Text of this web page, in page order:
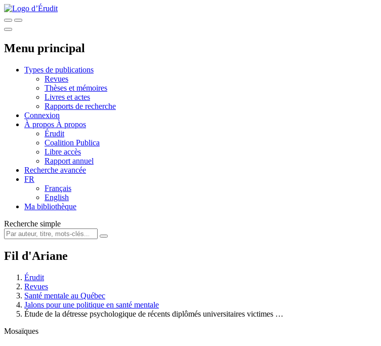
Menu principal
Types de publications
Revues
Thèses et mémoires
Livres et actes
Rapports de recherche
Connexion
À propos À propos
Érudit
Coalition Publica
Libre accès
Rapport annuel
Recherche avancée
FR
Français
English
Ma bibliothèque
Recherche simple
Fil d'Ariane
Érudit
Revues
Santé mentale au Québec
Jalons pour une politique en santé mentale
Étude de la détresse psychologique de récents diplômés universitaires victimes …
Mosaïques